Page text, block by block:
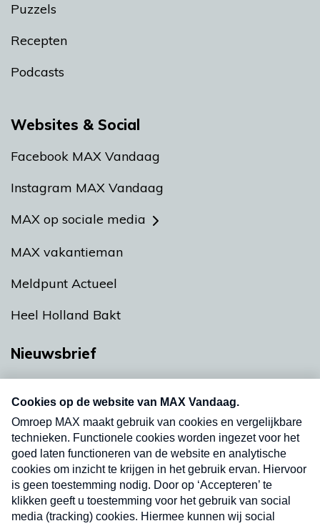
Puzzels
Recepten
Podcasts
Websites & Social
Facebook MAX Vandaag
Instagram MAX Vandaag
MAX op sociale media
MAX vakantieman
Meldpunt Actueel
Heel Holland Bakt
Nieuwsbrief
nieuwsbrief. Elke vrijdag- en dinsdagochtend in
uw mailbox.
Verzend